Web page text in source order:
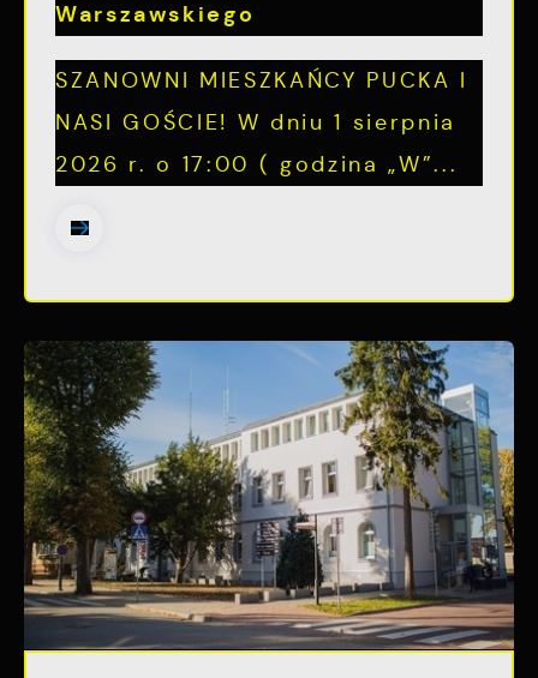
Warszawskiego
SZANOWNI MIESZKAŃCY PUCKA I
NASI GOŚCIE! W dniu 1 sierpnia
2026 r. o 17:00 ( godzina „W”...